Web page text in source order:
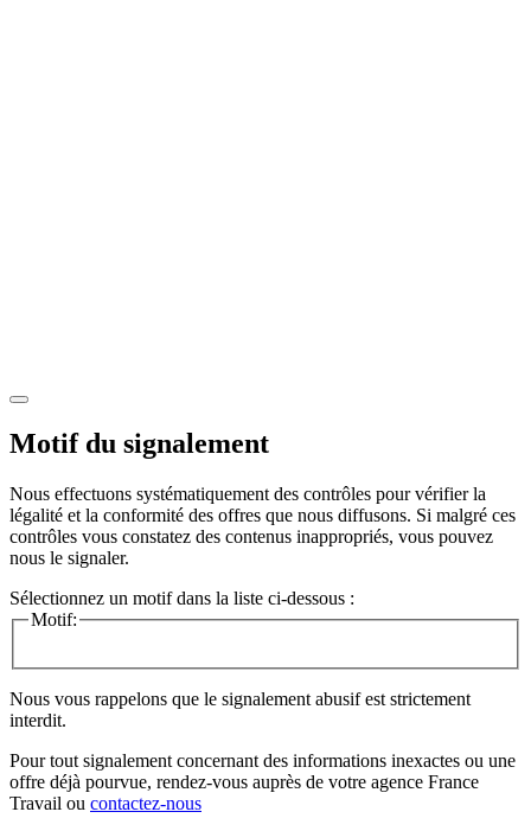
Motif du signalement
Nous effectuons systématiquement des contrôles pour vérifier la
légalité et la conformité des offres que nous diffusons. Si malgré ces
contrôles vous constatez des contenus inappropriés, vous pouvez
nous le signaler.
Sélectionnez un motif dans la liste ci-dessous :
Motif:
Nous vous rappelons que le signalement abusif est strictement
interdit.
Pour tout signalement concernant des informations inexactes ou une
offre déjà pourvue, rendez-vous auprès de votre agence France
Travail ou contactez-nous